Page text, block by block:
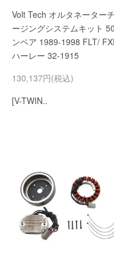
Volt Tech オルタネーター
ージングシステムキット
ンペア 1989-1998 FLT/
ハーレー 32-1915
130,137円(税込)
[V-TWIN..